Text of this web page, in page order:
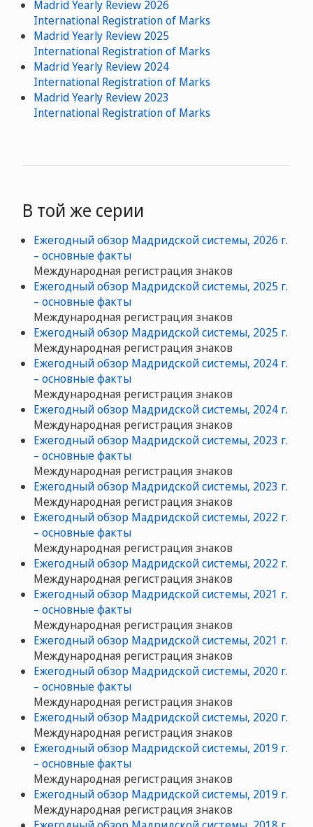
Madrid Yearly Review 2026
International Registration of Marks
Madrid Yearly Review 2025
International Registration of Marks
Madrid Yearly Review 2024
International Registration of Marks
Madrid Yearly Review 2023
International Registration of Marks
В той же серии
Ежегодный обзор Мадридской системы, 2026 г.
– основные факты
Международная регистрация знаков
Ежегодный обзор Мадридской системы, 2025 г.
– основные факты
Международная регистрация знаков
Ежегодный обзор Мадридской системы, 2025 г.
Международная регистрация знаков
Ежегодный обзор Мадридской системы, 2024 г.
– основные факты
Международная регистрация знаков
Ежегодный обзор Мадридской системы, 2024 г.
Международная регистрация знаков
Ежегодный обзор Мадридской системы, 2023 г.
– основные факты
Международная регистрация знаков
Ежегодный обзор Мадридской системы, 2023 г.
Международная регистрация знаков
Ежегодный обзор Мадридской системы, 2022 г.
– основные факты
Международная регистрация знаков
Ежегодный обзор Мадридской системы, 2022 г.
Международная регистрация знаков
Ежегодный обзор Мадридской системы, 2021 г.
– основные факты
Международная регистрация знаков
Ежегодный обзор Мадридской системы, 2021 г.
Международная регистрация знаков
Ежегодный обзор Мадридской системы, 2020 г.
– основные факты
Международная регистрация знаков
Ежегодный обзор Мадридской системы, 2020 г.
Международная регистрация знаков
Ежегодный обзор Мадридской системы, 2019 г.
– основные факты
Международная регистрация знаков
Ежегодный обзор Мадридской системы, 2019 г.
Международная регистрация знаков